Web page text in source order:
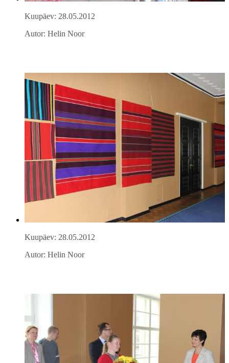
Kuupäev: 28.05.2012
Autor: Helin Noor
Kuupäev: 28.05.2012
Autor: Helin Noor